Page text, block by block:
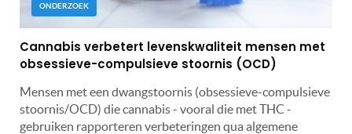
ONDERZOEK
Cannabis verbetert levenskwaliteit mensen met
obsessieve-compulsieve stoornis (OCD)
Mensen met een dwangstoornis (obsessieve-compulsieve
stoornis/OCD) die cannabis - vooral die met THC -
gebruiken rapporteren verbeteringen qua algemene